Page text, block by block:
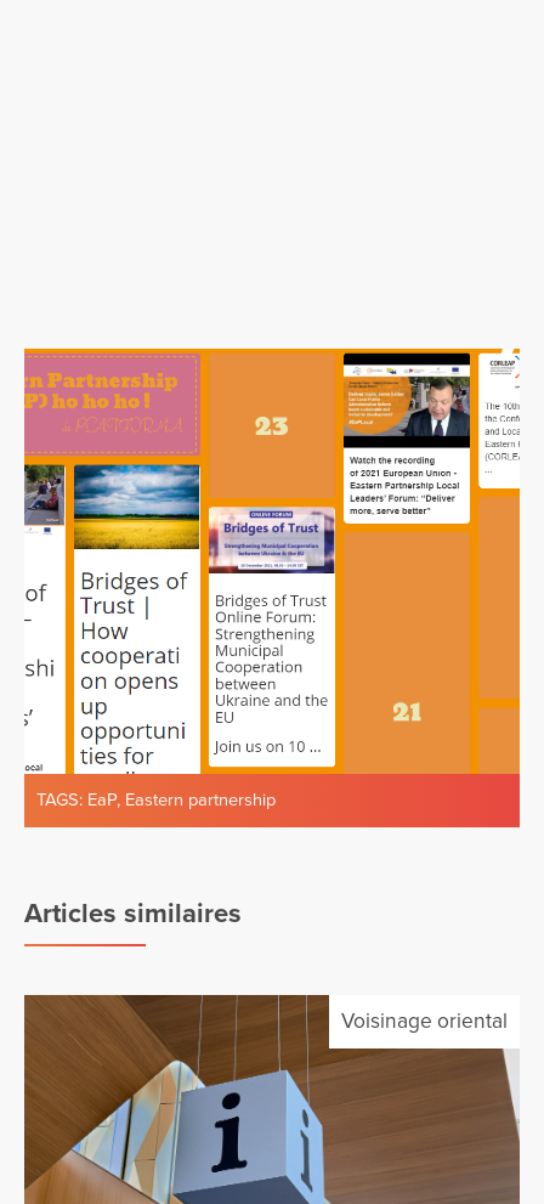
TAGS: EaP, Eastern partnership
Articles similaires
Voisinage oriental